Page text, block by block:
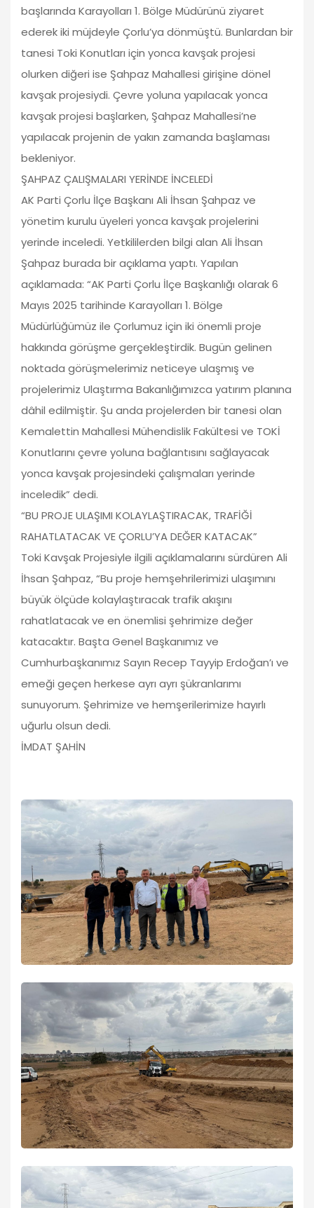
başlarında Karayolları 1. Bölge Müdürünü ziyaret
ederek iki müjdeyle Çorlu’ya dönmüştü. Bunlardan bir
tanesi Toki Konutları için yonca kavşak projesi
olurken diğeri ise Şahpaz Mahallesi girişine dönel
kavşak projesiydi. Çevre yoluna yapılacak yonca
kavşak projesi başlarken, Şahpaz Mahallesi’ne
yapılacak projenin de yakın zamanda başlaması
bekleniyor.
ŞAHPAZ ÇALIŞMALARI YERİNDE İNCELEDİ
AK Parti Çorlu İlçe Başkanı Ali İhsan Şahpaz ve
yönetim kurulu üyeleri yonca kavşak projelerini
yerinde inceledi. Yetkililerden bilgi alan Ali İhsan
Şahpaz burada bir açıklama yaptı. Yapılan
açıklamada: “AK Parti Çorlu İlçe Başkanlığı olarak 6
Mayıs 2025 tarihinde Karayolları 1. Bölge
Müdürlüğümüz ile Çorlumuz için iki önemli proje
hakkında görüşme gerçekleştirdik. Bugün gelinen
noktada görüşmelerimiz neticeye ulaşmış ve
projelerimiz Ulaştırma Bakanlığımızca yatırım planına
dâhil edilmiştir. Şu anda projelerden bir tanesi olan
Kemalettin Mahallesi Mühendislik Fakültesi ve TOKİ
Konutlarını çevre yoluna bağlantısını sağlayacak
yonca kavşak projesindeki çalışmaları yerinde
inceledik” dedi.
“BU PROJE ULAŞIMI KOLAYLAŞTIRACAK, TRAFİĞİ
RAHATLATACAK VE ÇORLU’YA DEĞER KATACAK”
Toki Kavşak Projesiyle ilgili açıklamalarını sürdüren Ali
İhsan Şahpaz, “Bu proje hemşehrilerimizi ulaşımını
büyük ölçüde kolaylaştıracak trafik akışını
rahatlatacak ve en önemlisi şehrimize değer
katacaktır. Başta Genel Başkanımız ve
Cumhurbaşkanımız Sayın Recep Tayyip Erdoğan’ı ve
emeği geçen herkese ayrı ayrı şükranlarımı
sunuyorum. Şehrimize ve hemşerilerimize hayırlı
uğurlu olsun dedi.
İMDAT ŞAHİN